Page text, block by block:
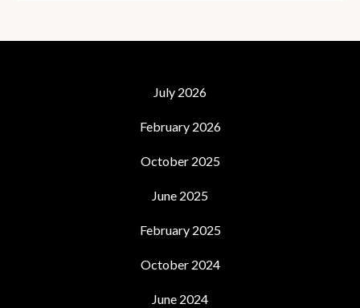
July 2026
February 2026
October 2025
June 2025
February 2025
October 2024
June 2024